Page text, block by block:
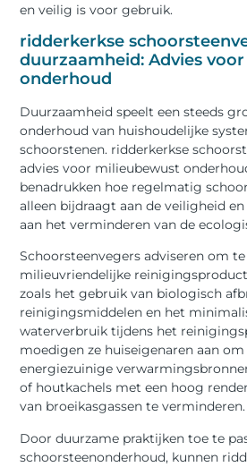
en veilig is voor gebruik.
ridderkerkse
duurzaamheid: Advies
onderhoud
Duurzaamheid speelt een steeds
onderhoud van huishoudelijke
schoorstenen. ridderkerkse
advies voor milieubewust
benadrukken hoe regelmatig
alleen bijdraagt aan de veiligheid
aan het verminderen van de
Schoorsteenvegers adviseren om
milieuvriendelijke
zoals het gebruik van biologisch
reinigingsmiddelen en het
waterverbruik tijdens het
moedigen ze huiseigenaren aan
energiezuinige
of houtkachels met een hoog
van broeikasgassen te verminderen.
Door duurzame praktijken toe te
schoorsteenonderhoud, kunnen